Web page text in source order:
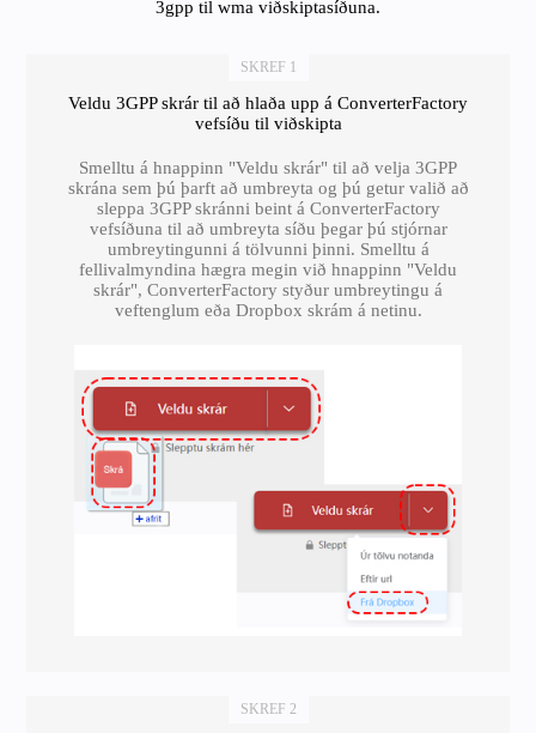
3gpp til wma viðskiptasíðuna.
SKREF 1
Veldu 3GPP skrár til að hlaða upp á ConverterFactory
vefsíðu til viðskipta
Smelltu á hnappinn "Veldu skrár" til að velja 3GPP
skrána sem þú þarft að umbreyta og þú getur valið að
sleppa 3GPP skránni beint á ConverterFactory
vefsíðuna til að umbreyta síðu þegar þú stjórnar
umbreytingunni á tölvunni þinni. Smelltu á
fellivalmyndina hægra megin við hnappinn "Veldu
skrár", ConverterFactory styður umbreytingu á
veftenglum eða Dropbox skrám á netinu.
SKREF 2